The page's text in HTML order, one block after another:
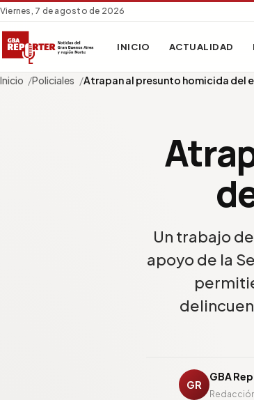
Viernes, 7 de agosto de 2026
INICIO ACTUALIDAD
Inicio Policiales Atrapan al presunto homicida del
Un trabajo
apoyo de la
GR
GBA